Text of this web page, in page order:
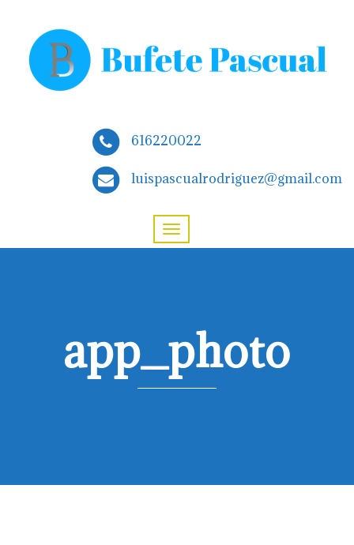
616220022
luispascualrodriguez@gmail.com
app_photo